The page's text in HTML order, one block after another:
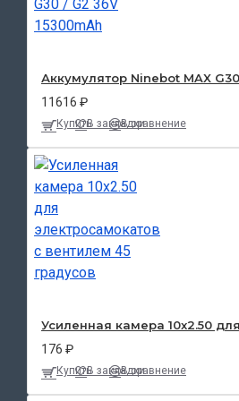
Аккумулятор Ninebot MAX
11616 ₽
КупитьВ закладкиВ сравнение
Усиленная камера 10x2.50
176 ₽
КупитьВ закладкиВ сравнение